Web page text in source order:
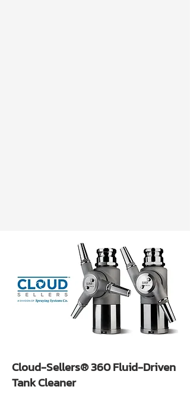
Cloud-Sellers® 360 Fluid-Driven
Tank Cleaner